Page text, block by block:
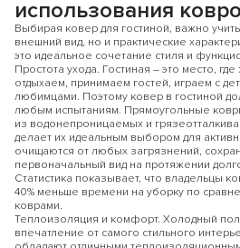
использования
Выбирая ковер для гостиной, важно
внешний вид, но и практические
это идеальное сочетание стиля и
Простота ухода. Гостиная – это место,
отдыхаем, принимаем гостей, играем с
любимцами. Поэтому ковер в гостиной
любым испытаниям. Прямоугольные
из водонепроницаемых и
делает их идеальным выбором для
очищаются от любых загрязнений,
первоначальный вид на протяжении
Статистика показывает, что владельцы
40% меньше времени на уборку по
коврами.
Теплоизоляция и комфорт. Холодный пол
впечатление от самого стильного
Получитескидку 10%при
товаров одного брендапо
по промокоду: